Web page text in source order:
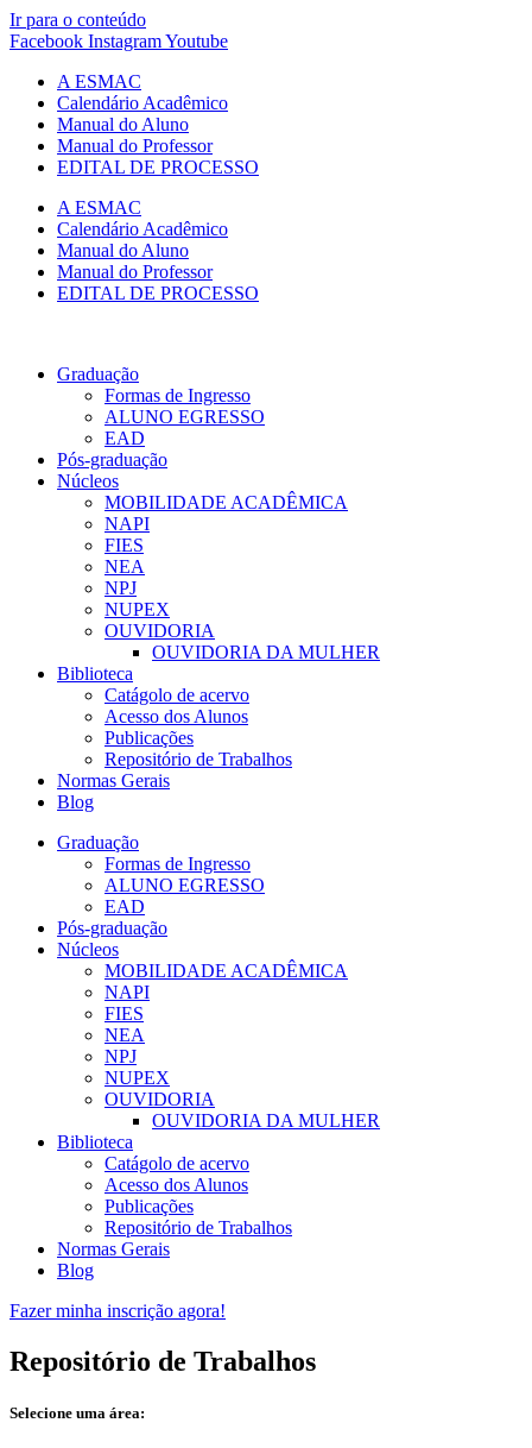
Ir para o conteúdo
Facebook InstagramYoutube
A ESMAC
Calendário Acadêmico
Manual do Aluno
Manual do Professor
EDITAL DE PROCESSO
A ESMAC
Calendário Acadêmico
Manual do Aluno
Manual do Professor
EDITAL DE PROCESSO
Graduação
Formas de Ingresso
ALUNO EGRESSO
EAD
Pós-graduação
Núcleos
MOBILIDADE ACADÊMICA
NAPI
FIES
NEA
NPJ
NUPEX
OUVIDORIA
OUVIDORIA DA MULHER
Biblioteca
Catágolo de acervo
Acesso dos Alunos
Publicações
Repositório de Trabalhos
Normas Gerais
Blog
Graduação
Formas de Ingresso
ALUNO EGRESSO
EAD
Pós-graduação
Núcleos
MOBILIDADE ACADÊMICA
NAPI
FIES
NEA
NPJ
NUPEX
OUVIDORIA
OUVIDORIA DA MULHER
Biblioteca
Catágolo de acervo
Acesso dos Alunos
Publicações
Repositório de Trabalhos
Normas Gerais
Blog
Fazer minha inscrição agora!
Repositório de Trabalhos
Selecione uma área: